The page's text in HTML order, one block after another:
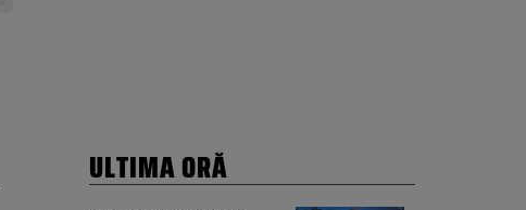
ULTIMA ORĂ